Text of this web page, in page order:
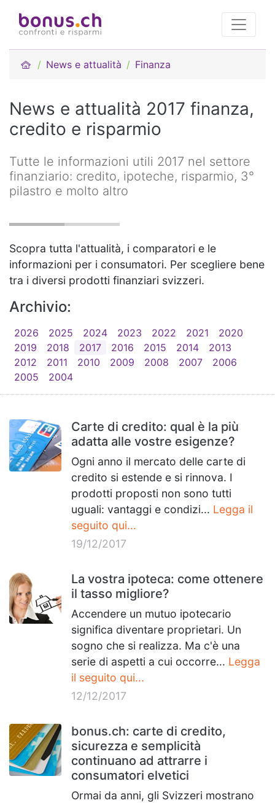
News e attualità Finanza
News e attualità 2017 finanza,
credito e risparmio
Tutte le informazioni utili 2017 nel settore
finanziario: credito, ipoteche, risparmio, 3°
pilastro e molto altro
Scopra tutta l'attualità, i comparatori e le
informazioni per i consumatori. Per scegliere bene
tra i diversi prodotti finanziari svizzeri.
Archivio:
2026 2025 2024 2023 2022 2021
2020
2019
2018 2017 2016 2015 2014
2013
2012
2011 2010 2009 2008 2007
2006
2005
2004
Carte di credito: qual è la più
adatta alle vostre esigenze?
Ogni anno il mercato delle carte di
credito si estende e si rinnova. I
prodotti proposti non sono tutti
uguali: vantaggi e condizi... Legga il
seguito qui...
19/12/2017
La vostra ipoteca: come ottenere
il tasso migliore?
Accendere un mutuo ipotecario
significa diventare proprietari. Un
sogno che si realizza. Ma c'è una
serie di aspetti a cui occorre... Legga
il seguito qui...
12/12/2017
bonus.ch: carte di credito,
sicurezza e semplicità
continuano ad attrarre i
consumatori elvetici
Ormai da anni, gli Svizzeri mostrano